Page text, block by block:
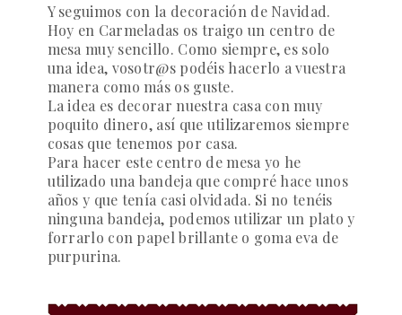
Y seguimos con la decoración de Navidad.
Hoy en Carmeladas os traigo un centro de
mesa muy sencillo. Como siempre, es solo
una idea, vosotr@s podéis hacerlo a vuestra
manera como más os guste.
La idea es decorar nuestra casa con muy
poquito dinero, así que utilizaremos siempre
cosas que tenemos por casa.
Para hacer este centro de mesa yo he
utilizado una bandeja que compré hace unos
años y que tenía casi olvidada. Si no tenéis
ninguna bandeja, podemos utilizar un plato y
forrarlo con papel brillante o goma eva de
purpurina.